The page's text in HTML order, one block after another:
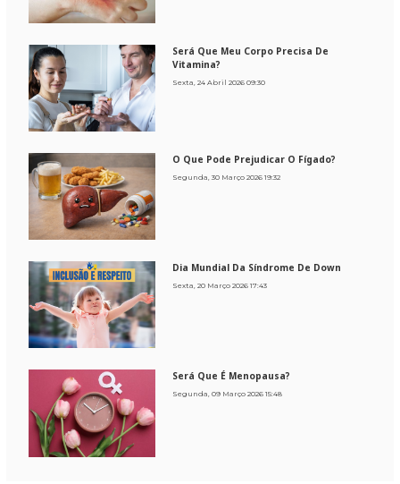
Será Que Meu Corpo Precisa De
Vitamina?
Sexta, 24 Abril 2026 09:30
O Que Pode Prejudicar O Fígado?
Segunda, 30 Março 2026 19:32
Dia Mundial Da Síndrome De Down
Sexta, 20 Março 2026 17:43
Será Que É Menopausa?
Segunda, 09 Março 2026 15:48